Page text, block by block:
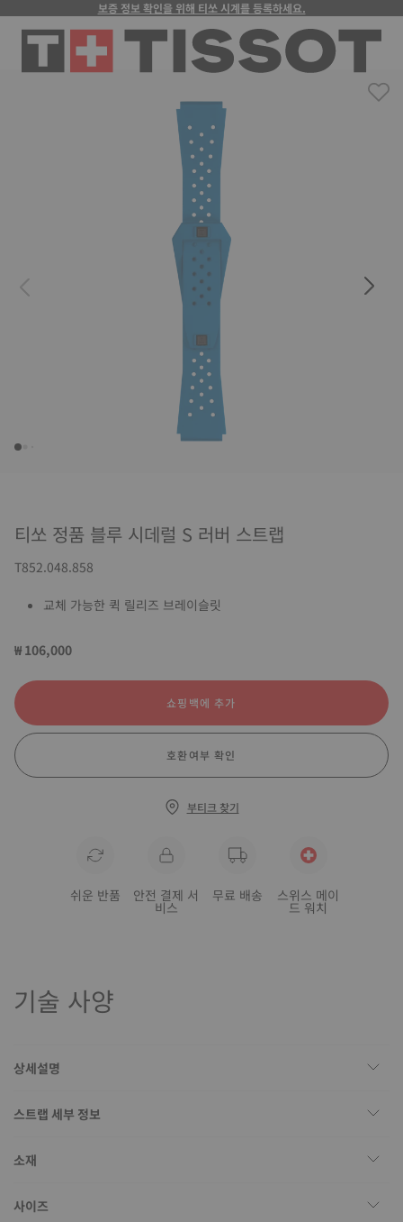
보증 정보 확인을 위해 티쏘 시계를 등록하세요.
티쏘 정품 블루 시데럴 S 러버 스트랩
T852.048.858
교체 가능한 퀵 릴리즈 브레이슬릿
₩ 106,000
쇼핑백에 추가
호환여부 확인
부티크 찾기
쉬운 반품 안전 결제 서
비스
무료 배송 스위스 메이
드 워치
기술 사양
상세설명
스트랩 세부 정보
소재
사이즈